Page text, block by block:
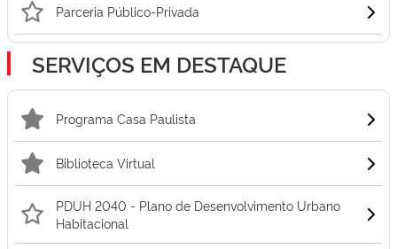
Parceria Público-Privada
SERVIÇOS EM DESTAQUE
Programa Casa Paulista
Biblioteca Virtual
PDUH 2040 - Plano de Desenvolvimento Urbano
Habitacional